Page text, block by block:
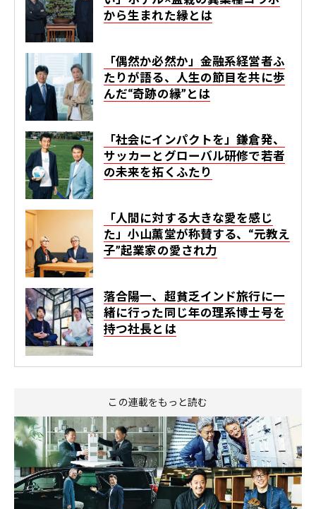
から生まれた縁とは
「偶然か必然か」金融系経営者ふ
たりが語る、人生の節目を共に歩
んだ“奇跡の縁”とは
「社会にインパクトを」鎌倉発、
サッカーとグローバル研修で若者
の未来を拓くふたり
「人間に対する大きな愛を感じ
た」小山薫堂が称賛する、“元教え
子”起業家の愛され力
落合陽一、超貧乏インド旅行に一
緒に行った同じ年の理系博士号を
持つ社長とは
この連載をもっと読む